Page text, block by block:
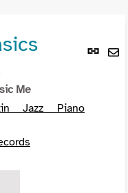
Lien
Me
Jazz Piano